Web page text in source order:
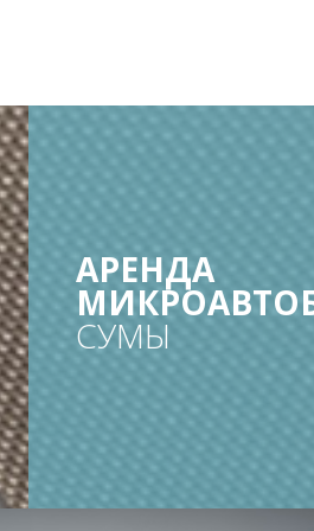
АРЕНДА
СУМЫ